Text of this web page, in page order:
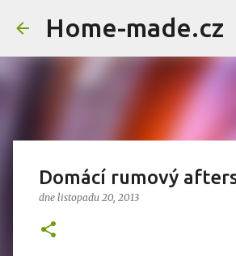
Home-made.cz
Domácí rumový
dne listopadu 20, 2013